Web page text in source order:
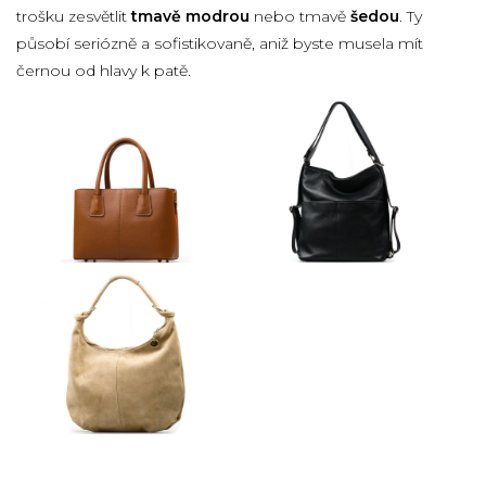
trošku zesvětlittmavě modrou nebo tmavě šedou. Ty
působí seriózně a sofistikovaně, aniž byste musela mít
černou od hlavy k patě.